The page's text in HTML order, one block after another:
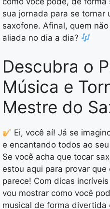
sua jornada para se tornar
saxofone. Afinal, quem
aliada no dia a dia?
Descubra o
Música e
Mestre do
Ei, você aí! Já se
e encantando todos ao
Se você acha que tocar
estou aqui para provar
parece! Com dicas
vou mostrar como você
musical de forma divertida